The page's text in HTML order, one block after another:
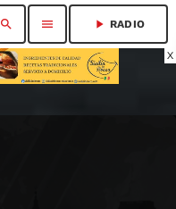
X
search menu play_arrow RADIO